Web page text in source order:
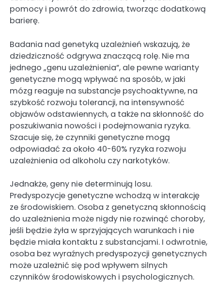
pomocy i powrót do zdrowia, tworząc dodatkową
barierę.
Badania nad genetyką uzależnień wskazują, że
dziedziczność odgrywa znaczącą rolę. Nie ma
jednego „genu uzależnienia”, ale pewne warianty
genetyczne mogą wpływać na sposób, w jaki
mózg reaguje na substancje psychoaktywne, na
szybkość rozwoju tolerancji, na intensywność
objawów odstawiennych, a także na skłonność do
poszukiwania nowości i podejmowania ryzyka.
Szacuje się, że czynniki genetyczne mogą
odpowiadać za około 40-60% ryzyka rozwoju
uzależnienia od alkoholu czy narkotyków.
Jednakże, geny nie determinują losu.
Predyspozycje genetyczne wchodzą w interakcję
ze środowiskiem. Osoba z genetyczną skłonnością
do uzależnienia może nigdy nie rozwinąć choroby,
jeśli będzie żyła w sprzyjających warunkach i nie
będzie miała kontaktu z substancjami. I odwrotnie,
osoba bez wyraźnych predyspozycji genetycznych
może uzależnić się pod wpływem silnych
czynników środowiskowych i psychologicznych.